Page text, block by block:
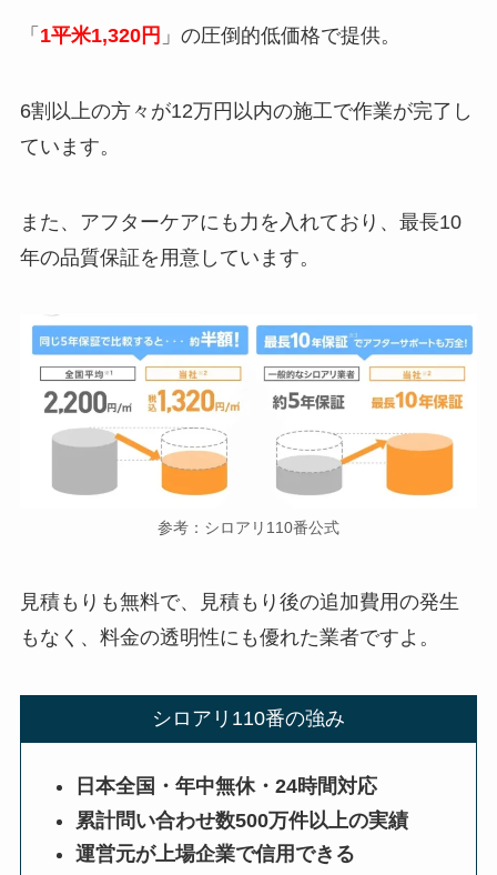
「 1平米1,320円 」の圧倒的低価格で提供。
6割以上の方々が12万円以内の施工で作業が完了し
ています。
また、アフターケアにも力を入れており、最長10
年の品質保証を用意しています。
参考：シロアリ110番公式
見積もりも無料で、見積もり後の追加費用の発生
もなく、料金の透明性にも優れた業者ですよ。
シロアリ110番の強み
日本全国・年中無休・24時間対応
累計問い合わせ数500万件以上の実績
運営元が上場企業で信用できる